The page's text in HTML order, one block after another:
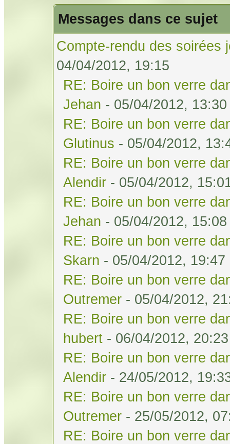
Messages dans ce sujet
Compte-rendu des soirées
04/04/2012, 19:15
RE: Boire un bon verre
Jehan - 05/04/2012, 13:30
RE: Boire un bon verre
Glutinus - 05/04/2012,
RE: Boire un bon verre
Alendir - 05/04/2012,
RE: Boire un bon verre
Jehan - 05/04/2012, 15:08
RE: Boire un bon verre
Skarn - 05/04/2012, 19:47
RE: Boire un bon verre
Outremer - 05/04/2012,
RE: Boire un bon verre
hubert - 06/04/2012, 20:23
RE: Boire un bon verre
Alendir - 24/05/2012,
RE: Boire un bon verre
Outremer - 25/05/2012,
RE: Boire un bon verre